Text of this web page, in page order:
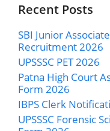
Recent Posts
SBI Junior
Recruitment 2026
UPSSSC PET 2026
Patna High Court
Form 2026
IBPS Clerk
UPSSSC Forensic